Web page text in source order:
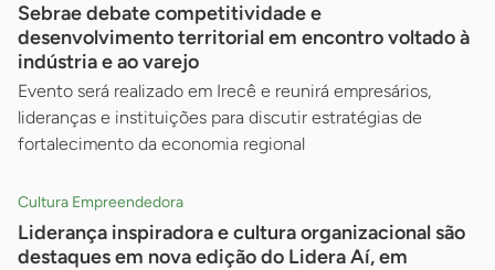
Sebrae debate competitividade e
desenvolvimento territorial em encontro voltado à
indústria e ao varejo
Evento será realizado em Irecê e reunirá empresários,
lideranças e instituições para discutir estratégias de
fortalecimento da economia regional
Cultura Empreendedora
Liderança inspiradora e cultura organizacional são
destaques em nova edição do Lidera Aí, em